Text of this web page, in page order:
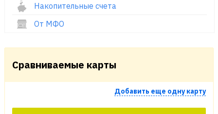
Накопительные счета
От МФО
Сравниваемые карты
Добавить еще одну карту